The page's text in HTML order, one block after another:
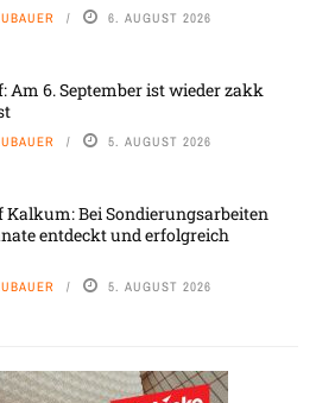
6. AUGUST 2026
Am 6. September ist wieder zakk
5. AUGUST 2026
Kalkum: Bei Sondierungsarbeiten
entdeckt und erfolgreich
5. AUGUST 2026